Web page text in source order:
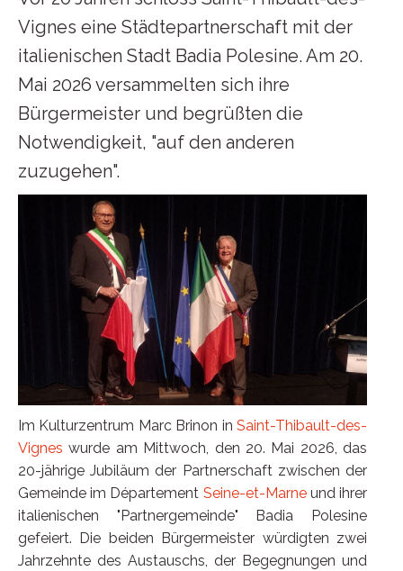
Vignes eine Städtepartnerschaft mit der
italienischen Stadt Badia Polesine. Am 20.
Mai 2026 versammelten sich ihre
Bürgermeister und begrüßten die
Notwendigkeit, "auf den anderen
zuzugehen".
Im Kulturzentrum Marc Brinon in Saint-Thibault-des-
Vignes wurde am Mittwoch, den 20. Mai 2026, das
20-jährige Jubiläum der Partnerschaft zwischen der
Gemeinde im Département Seine-et-Marneund ihrer
italienischen "Partnergemeinde" Badia Polesine
gefeiert. Die beiden Bürgermeister würdigten zwei
Jahrzehnte des Austauschs, der Begegnungen und